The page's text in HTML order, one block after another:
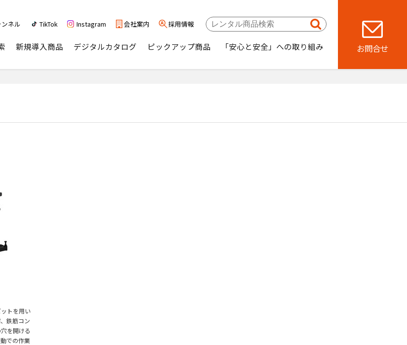
ネル TikTok Instagram 会社案内 採用情報
新規導入商品 デジタルカタログ ピックアップ商品 「安心と安全」への取り組み お問合せ
トを用い
鉄筋コン
を開ける
での作業